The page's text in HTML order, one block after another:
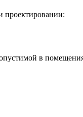
проектировании:
в